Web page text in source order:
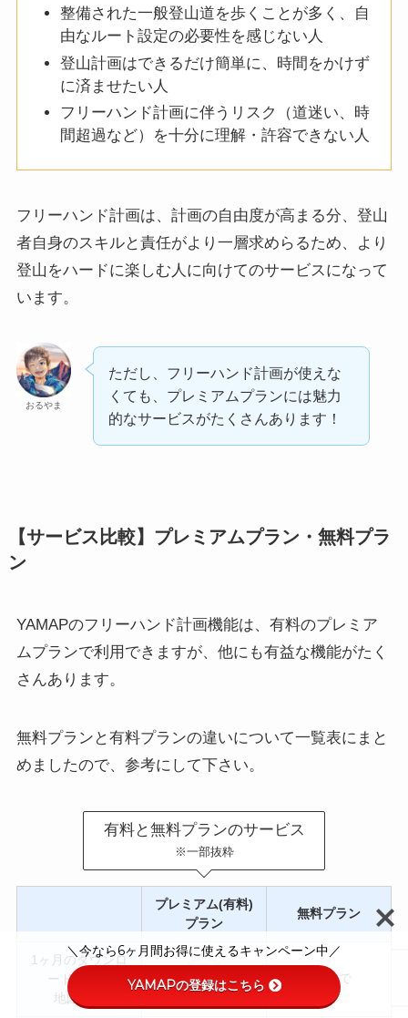
整備された一般登山道を歩くことが多く、自
由なルート設定の必要性を感じない人
登山計画はできるだけ簡単に、時間をかけず
に済ませたい人
フリーハンド計画に伴うリスク（道迷い、時
間超過など）を十分に理解・許容できない人
フリーハンド計画は、計画の自由度が高まる分、登山
者自身のスキルと責任がより一層求めらるため、より
登山をハードに楽しむ人に向けてのサービスになって
います。
おるやま
ただし、フリーハンド計画が使えな
くても、プレミアムプランには魅力
的なサービスがたくさんあります！
【サービス比較】プレミアムプラン・無料プラ
ン
YAMAPのフリーハンド計画機能は、有料のプレミア
ムプランで利用できますが、他にも有益な機能がたく
さんあります。
無料プランと有料プランの違いについて一覧表にまと
めましたので、参考にして下さい。
有料と無料プランのサービス
※一部抜粋
プレミアム(有料)
プラン
無料プラン
1ヶ月のダウンロ
ードできる
地図の数
無制限 1枚まで
＼今なら6ヶ月間お得に使えるキャンペーン中／
YAMAPの登録はこちら